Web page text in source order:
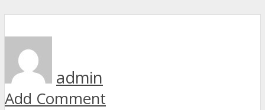
admin
Add Comment